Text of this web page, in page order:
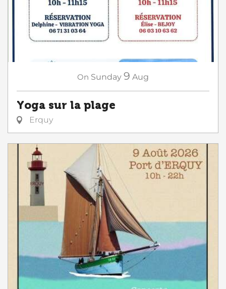
On Sunday 9 Aug
Yoga sur la plage
Erquy